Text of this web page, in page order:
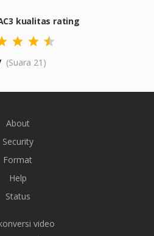
kualitas rating
(Suara 21)
About
Security
Format
Help
Status
video